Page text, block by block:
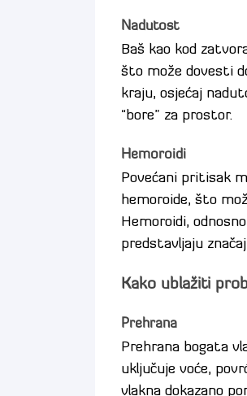
Nadutost
Baš kao kod
što može dovesti
kraju, osjećaj
“bore” za prostor.
Hemoroidi
Povećani pritisak
hemoroide, što
Hemoroidi, odnosno
predstavljaju
Kako ublažiti
Prehrana
Prehrana bogata
uključuje voće,
vlakna dokazano